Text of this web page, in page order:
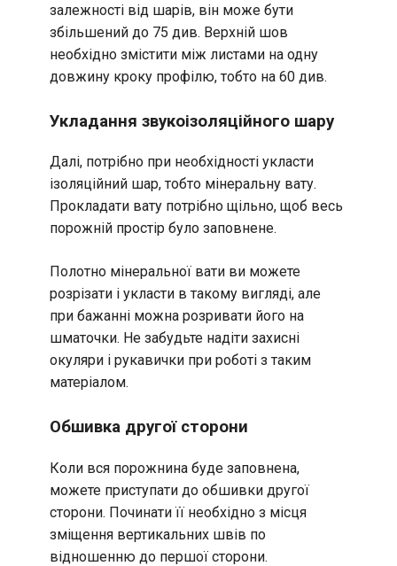
залежності від шарів, він може бути
збільшений до 75 див. Верхній шов
необхідно змістити між листами на одну
довжину кроку профілю, тобто на 60 див.
Укладання звукоізоляційного шару
Далі, потрібно при необхідності укласти
ізоляційний шар, тобто мінеральну вату.
Прокладати вату потрібно щільно, щоб весь
порожній простір було заповнене.
Полотно мінеральної вати ви можете
розрізати і укласти в такому вигляді, але
при бажанні можна розривати його на
шматочки. Не забудьте надіти захисні
окуляри і рукавички при роботі з таким
матеріалом.
Обшивка другої сторони
Коли вся порожнина буде заповнена,
можете приступати до обшивки другої
сторони. Починати її необхідно з місця
зміщення вертикальних швів по
відношенню до першої сторони.